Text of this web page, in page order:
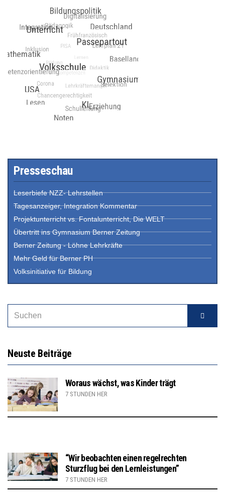
Presseschau
Leserbiefe NZZ- Lehrstellen
Tagesanzeiger, Integration Kommentar
Projektunterricht vs. Fontalunterricht, Die WELT
Übertritt ins Gymnasium Berner Zeitung
Berner Zeitung - Löhne Lehrkräfte
Mehr Geld für Berner PH
Volksinitiative für Bildung
Neuste Beiträge
Woraus wächst, was Kinder trägt
7 STUNDEN HER
“Wir beobachten einen regelrechten
Sturzflug bei den Lernleistungen”
7 STUNDEN HER